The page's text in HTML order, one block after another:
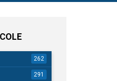
262
291